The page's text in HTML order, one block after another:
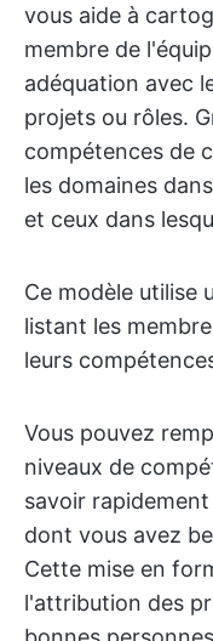
vous aide à
membre de
adéquation avec
projets ou rôles.
compétences de
les domaines
et ceux dans
Ce modèle utilise
listant les
leurs
Vous pouvez
niveaux de
savoir
dont vous avez
Cette mise en
l'attribution des